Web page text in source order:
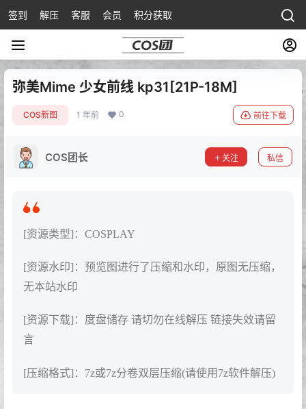
签到 解压 客服 会员 积分获取
弥美Mime 少女前线 kp31[21P-18M]
COS新图 1 年前 0 前往下载
COS团长 关注 私信
[资源类型]：COSPLAY
[资源水印]：预览图进行了压缩和水印，原图无压缩，
无本站水印
[资源下载]：度盘储存 请切勿在线解压 链接失效请留
言
[压缩格式]：7z或7z分卷双层压缩(请使用7z软件解压)